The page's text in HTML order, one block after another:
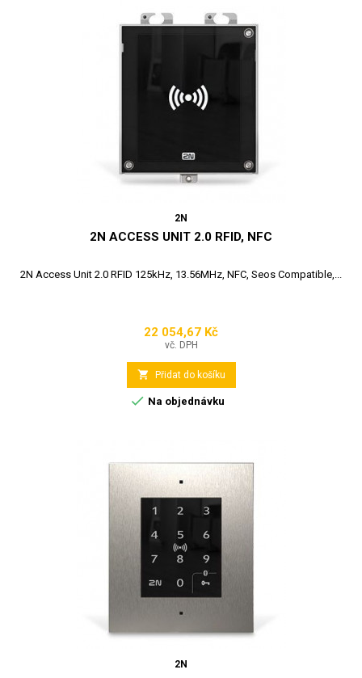
2N
2N ACCESS UNIT 2.0 RFID, NFC
2N Access Unit 2.0 RFID 125kHz, 13.56MHz, NFC, Seos Compatible,...
Cena
22 054,67 Kč
vč. DPH
 Přidat do košíku
 Na objednávku
2N